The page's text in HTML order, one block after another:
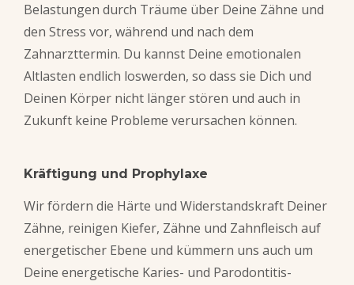
Belastungen durch Träume über Deine Zähne und
den Stress vor, während und nach dem
Zahnarzttermin. Du kannst Deine emotionalen
Altlasten endlich loswerden, so dass sie Dich und
Deinen Körper nicht länger stören und auch in
Zukunft keine Probleme verursachen können.
Kräftigung und Prophylaxe
Wir fördern die Härte und Widerstandskraft Deiner
Zähne, reinigen Kiefer, Zähne und Zahnfleisch auf
energetischer Ebene und kümmern uns auch um
Deine energetische Karies- und Parodontitis-